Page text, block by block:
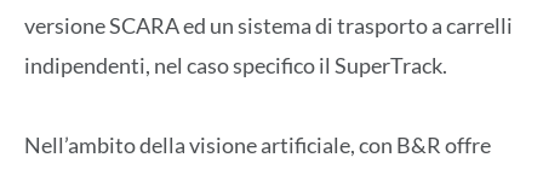
versione SCARAed unsistemaditrasportoacarrelli
indipendenti, nel casospecificoil SuperTrack.
Nell’ambito della visione artificiale, con B&R offre